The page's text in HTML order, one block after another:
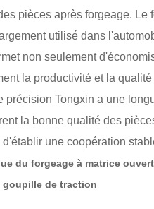
pièces après forgeage.
utilisé dans
non seulement
la productivité et la
précision Tongxin a une
la bonne qualité des
une coopération
du forgeage à matrice
goupille de traction